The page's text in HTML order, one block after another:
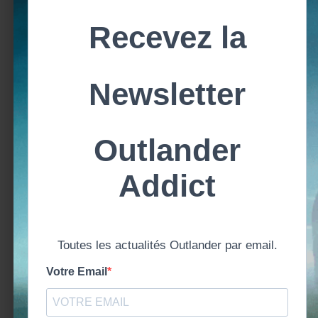
teaser surprise, première
bande-annonce du grand
Autour de l’épisode 5 |
Liberté et Whisky
Outlander Addict | S6E05 |
l'Episode 5 (Saison 6)
Saison 5 - La bataille
histoire - Outlander
Règlements de compte |
Autour de l’Episode 11
(Saison 2)
Autour de l’épisode 11 | Un